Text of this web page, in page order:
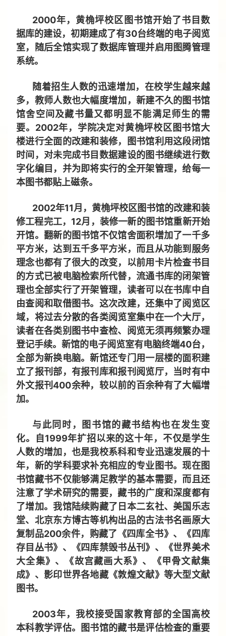
2000年，黄桷坪校区图书馆开始了书目数
据库的建设，初期建成了有30台终端的电子阅览
室，随后全馆实现了数据库管理并启用图腾管理
系统。
随着招生人数的迅速增加，在校学生越来越
多，教师人数也大幅度增加，新建不久的图书馆
馆舍空间及藏书量又都明显不能满足师生的需
要。2002年，学院决定对黄桷坪校区图书馆大
楼进行全面的改建和装修，图书馆利用这段闭馆
时间，对未完成书目数据建设的图书继续进行数
字化编目，并为即将实行的全开架管理，给每一
本图书都贴上磁条。
2002年11月，黄桷坪校区图书馆的改建和装
修工程完工，12月，装修一新的图书馆重新开始
开馆。翻新的图书馆不仅馆舍面积增加了一千多
平方米，达到五千多平方米，而且从功能到服务
理念也都有了很大的改变，以前用卡片检查书目
的方式已被电脑检索所代替，流通书库的闭架管
理也全部实行了开架管理，读者可以在书库中自
由查阅和取借图书。这次改建，还集中了阅览区
域，将过去分散的各类阅览室集中在一个大厅，
读者在各类别图书中查检、阅览无须再频繁办理
登记手续。新馆的电子阅览室有电脑终端40台，
全部为新换电脑。新馆还专门用一层楼的面积建
立了报刊部，有报刊库和报刊阅览厅，当时有中
外文报刊400余种，较以前的百余种有了大幅增
加。
与此同时，图书馆的藏书结构也在发生变
化。自1999年扩招以来的这十年，不仅是学生
人数的增加，也是我校系科和专业迅速发展的十
年，新的学科要求补充相应的专业图书。现在图
书馆藏书不仅能够满足教学的基本需要，而且还
注意了学术研究的需要，藏书的广度和深度都有
了增加。我馆陆续购藏了日本二玄社、美国乐志
堂、北京东方博古等机构出品的古法书名画原大
复制品200余件，购藏了《四库全书》、《四库
存目丛书》、《四库禁毁书丛刊》、《世界美术
大全集》、《故宫藏画大系》、《甲骨文献集
成》、影印世界各地藏《敦煌文献》等大型文献
图书。
2003年，我校接受国家教育部的全国高校
本科教学评估。图书馆的藏书是评估检查的重要